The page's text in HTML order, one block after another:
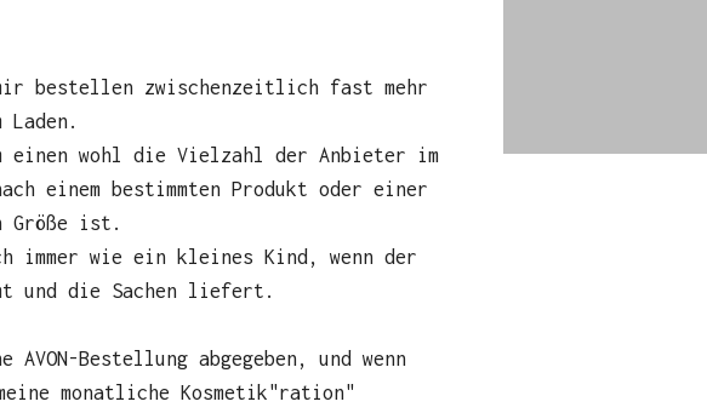
bestellen zwischenzeitlich fast mehr
wohl die Vielzahl der Anbieter im
einem bestimmten Produkt oder einer
Größe ist.
immer wie ein kleines Kind, wenn der
und die Sachen liefert.
AVON-Bestellung abgegeben, und wenn
monatliche Kosmetik"ration"